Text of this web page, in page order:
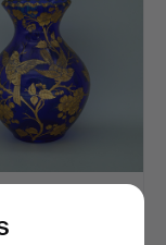
um …
Nov 2025